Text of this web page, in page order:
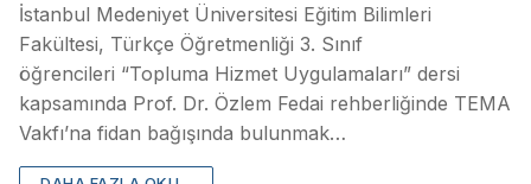
İstanbul Medeniyet Üniversitesi Eğitim Bilimleri
Fakültesi, Türkçe Öğretmenliği 3. Sınıf
öğrencileri “Topluma Hizmet Uygulamaları” dersi
kapsamında Prof. Dr. Özlem Fedai rehberliğinde TEMA
Vakfı’na fidan bağışında bulunmak…